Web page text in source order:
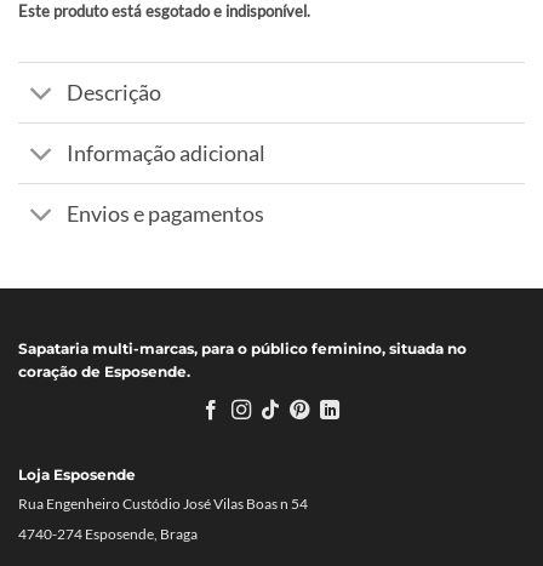
Este produto está esgotado e indisponível.
Alternative:
Descrição
Informação adicional
Envios e pagamentos
Sapataria multi-marcas, para o público feminino, situada no
coração de Esposende.
Loja Esposende
Rua Engenheiro Custódio José Vilas Boas n 54
4740-274 Esposende, Braga